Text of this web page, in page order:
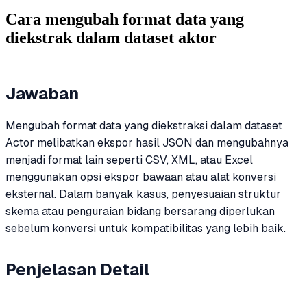
Cara mengubah format data yang
diekstrak dalam dataset aktor
Jawaban
Mengubah format data yang diekstraksi dalam dataset
Actor melibatkan ekspor hasil JSON dan mengubahnya
menjadi format lain seperti CSV, XML, atau Excel
menggunakan opsi ekspor bawaan atau alat konversi
eksternal. Dalam banyak kasus, penyesuaian struktur
skema atau penguraian bidang bersarang diperlukan
sebelum konversi untuk kompatibilitas yang lebih baik.
Penjelasan Detail